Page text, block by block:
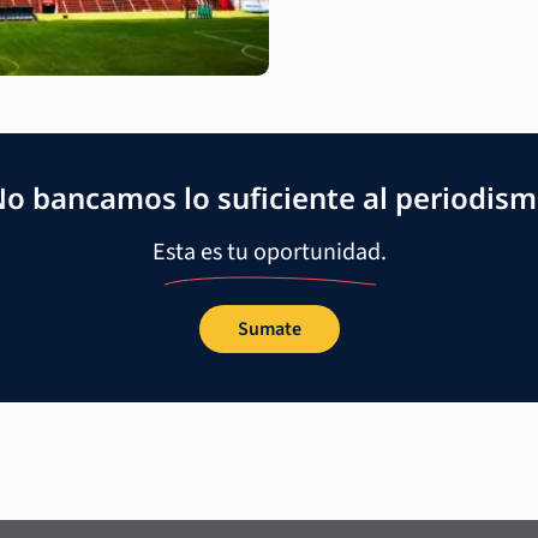
bancamos lo suficiente al
Esta es tu oportunidad.
Sumate